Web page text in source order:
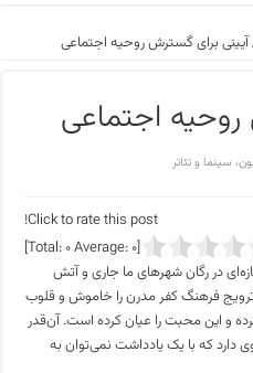
آیینی برای گسترش روحیه اجتماعی
اجتماعی
سینما و تئاتر
Click to rate this post!
[Total:
0Average: 0
]
در رگان‌ شهرهای ما جاری و آتش
فرهنگ کفر مدرن را خاموش و قلوب
و این محبت را عیان کرده است. آن‌قدر
دارد که با یک یادداشت نمی‌توان به